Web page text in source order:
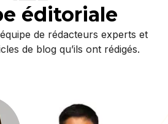
éditoriale
de rédacteurs experts et
de blog qu’ils ont rédigés.